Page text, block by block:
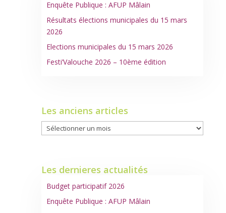
Enquête Publique : AFUP Mâlain
Résultats élections municipales du 15 mars
2026
Elections municipales du 15 mars 2026
Festi’Valouche 2026 – 10ème édition
Les anciens articles
Les
anciens
Les dernieres actualités
Budget participatif 2026
Enquête Publique : AFUP Mâlain